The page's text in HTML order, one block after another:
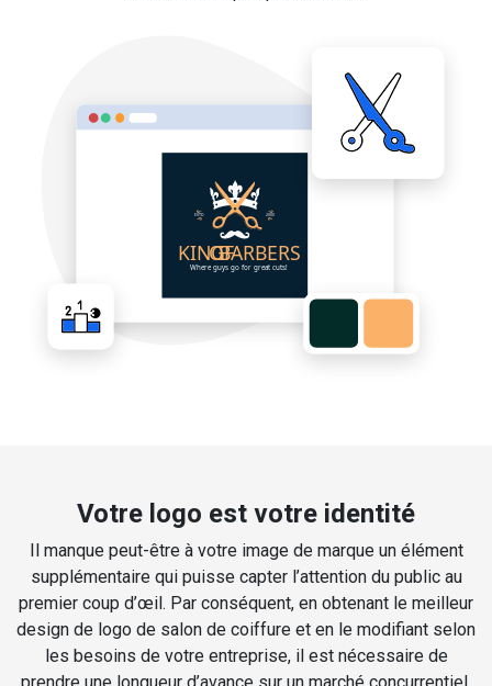
Votre logo est votre identité
Il manque peut-être à votre image de marque un élément
supplémentaire qui puisse capter l’attention du public au
premier coup d’œil. Par conséquent, en obtenant le meilleur
design de logo de salon de coiffure et en le modifiant selon
les besoins de votre entreprise, il est nécessaire de